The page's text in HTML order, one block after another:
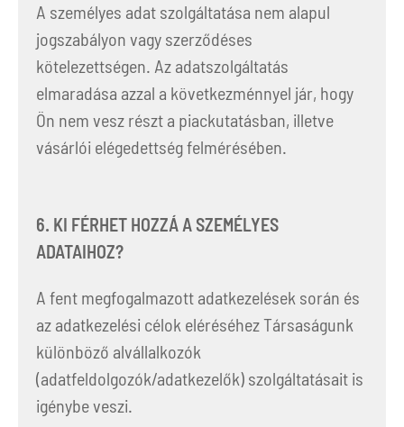
A személyes adat szolgáltatása nem alapul
jogszabályon vagy szerződéses
kötelezettségen. Az adatszolgáltatás
elmaradása azzal a következménnyel jár, hogy
Ön nem vesz részt a piackutatásban, illetve
vásárlói elégedettség felmérésében.
6. KI FÉRHET HOZZÁ A SZEMÉLYES
ADATAIHOZ?
A fent megfogalmazott adatkezelések során és
az adatkezelési célok eléréséhez Társaságunk
különböző alvállalkozók
(adatfeldolgozók/adatkezelők) szolgáltatásait is
igénybe veszi.